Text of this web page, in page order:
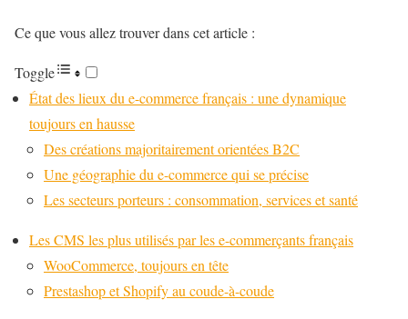
Ce que vous allez trouver dans cet article :
Toggle
État des lieux du e-commerce français : une dynamique
toujours en hausse
Des créations majoritairement orientées B2C
Une géographie du e-commerce qui se précise
Les secteurs porteurs : consommation, services et santé
Les CMS les plus utilisés par les e-commerçants français
WooCommerce, toujours en tête
Prestashop et Shopify au coude-à-coude